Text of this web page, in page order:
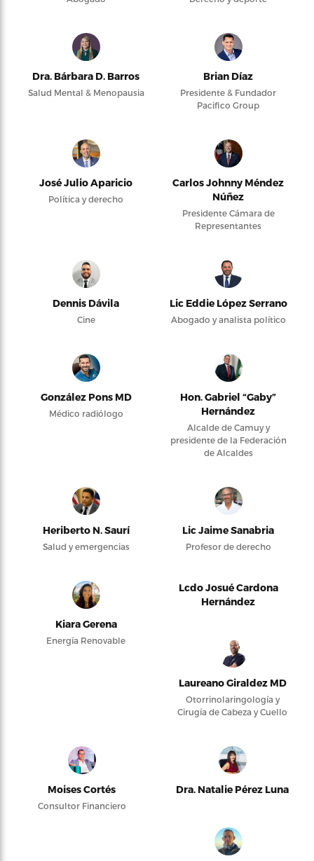
Dra. Bárbara D. Barros
Salud Mental & Menopausia
Brian Díaz
Presidente & Fundador
Pacifico Group
José Julio Aparicio
Política y derecho
Carlos Johnny Méndez
Núñez
Presidente Cámara de
Representantes
Dennis Dávila
Cine
Lic Eddie López Serrano
Abogado y analista político
González Pons MD
Médico radiólogo
Hon. Gabriel “Gaby”
Hernández
Alcalde de Camuy y
presidente de la Federación
de Alcaldes
Heriberto N. Saurí
Salud y emergencias
Lic Jaime Sanabria
Profesor de derecho
Kiara Gerena
Energía Renovable
Lcdo Josué Cardona
Hernández
Laureano Giraldez MD
Otorrinolaringología y
Cirugía de Cabeza y Cuello
Moises Cortés
Consultor Financiero
Dra. Natalie Pérez Luna